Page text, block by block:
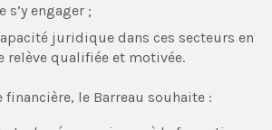
s’y engager ;
juridique dans ces secteurs en
relève qualifiée et motivée.
financière, le Barreau souhaite :